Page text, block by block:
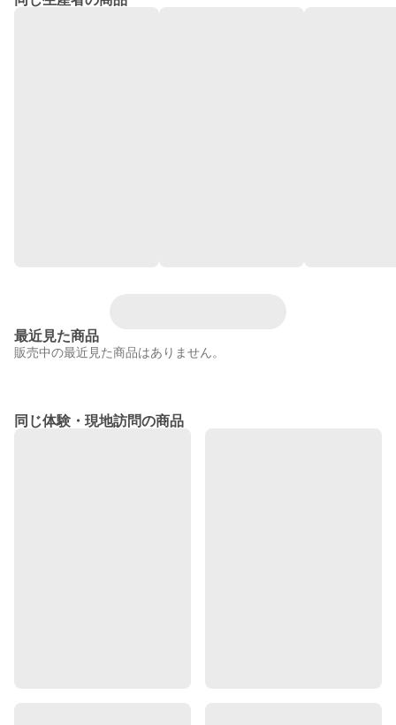
最近見た商品
販売中の最近見た商品はありません。
同じ体験・現地訪問の商品